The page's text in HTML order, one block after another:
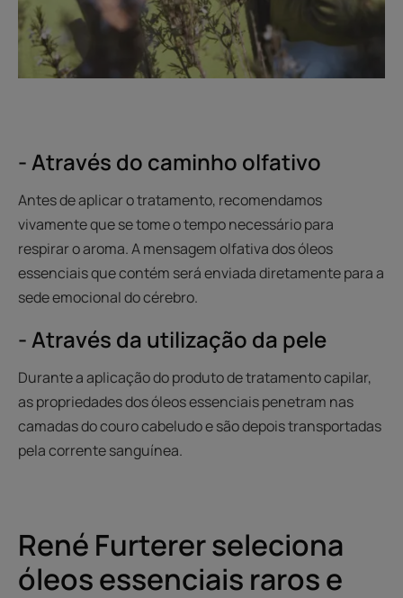
- Através do caminho olfativo
Antes de aplicar o tratamento, recomendamos
vivamente que se tome o tempo necessário para
respirar o aroma. A mensagem olfativa dos óleos
essenciais que contém será enviada diretamente para a
sede emocional do cérebro.
- Através da utilização da pele
Durante a aplicação do produto de tratamento capilar,
as propriedades dos óleos essenciais penetram nas
camadas do couro cabeludo e são depois transportadas
pela corrente sanguínea.
René Furterer seleciona
óleos essenciais raros e